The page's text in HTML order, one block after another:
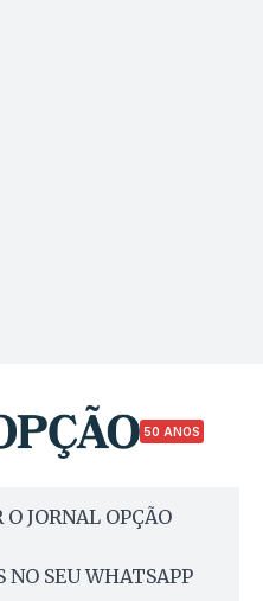
50 ANOS
JORNAL OPÇÃO
NO SEU WHATSAPP